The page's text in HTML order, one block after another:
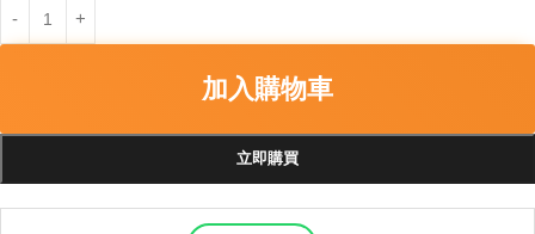
加入購物車
立即購買